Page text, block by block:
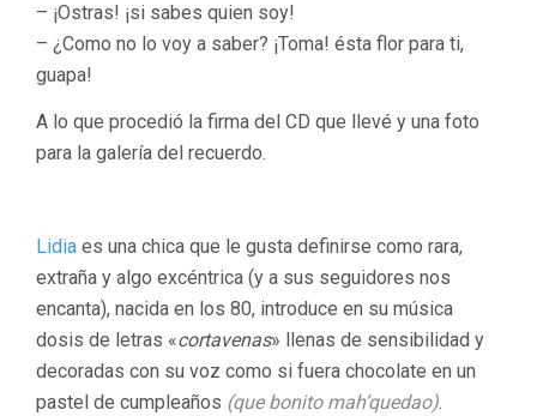
– ¡Ostras! ¡si sabes quien soy!
– ¿Como no lo voy a saber? ¡Toma! ésta flor para ti,
guapa!
A lo que procedió la firma del CD que llevé y una foto
para la galería del recuerdo.
Lidia es una chica que le gusta definirse como rara,
extraña y algo excéntrica (y a sus seguidores nos
encanta), nacida en los 80, introduce en su música
dosis de letras «cortavenas» llenas de sensibilidad y
decoradas con su voz como si fuera chocolate en un
pastel de cumpleaños (que bonito mah’quedao).